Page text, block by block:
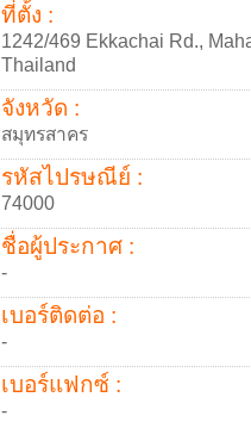
ที่ตั้ง :
1242/469 Ekkachai Rd.,
Thailand
จังหวัด :
สมุทรสาคร
รหัสไปรษณีย์ :
74000
ชื่อผู้ประกาศ :
-
เบอร์ติดต่อ :
-
เบอร์แฟกซ์ :
-